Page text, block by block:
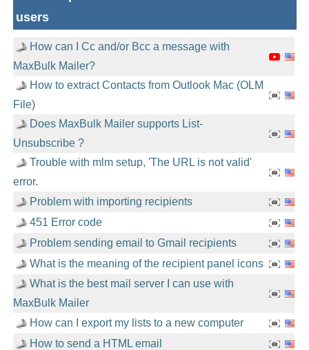
users
How can I Cc and/or Bcc a message with
MaxBulk Mailer?
How to extract Contacts from Outlook Mac (OLM
File)
Does MaxBulk Mailer supports List-
Unsubscribe ?
Trouble with mlm setup, 'The URL is not valid'
error.
Problem with importing recipients
451 Error code
Problem sending email to Gmail recipients
What is the meaning of the recipient panel icons
What is the best mail server I can use with
MaxBulk Mailer
How can I export my lists to a new computer
How to send a HTML email